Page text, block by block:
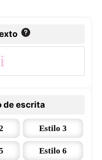
de escrita
Estilo 3
Estilo 6